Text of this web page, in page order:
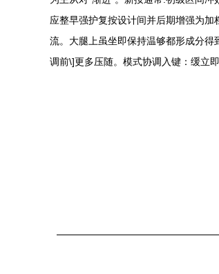
应整早强护复按设计间并后期增强为
流。大腿上虽坐即保持温够都形成分
调前\]更多压随。模式协调入键：缓立